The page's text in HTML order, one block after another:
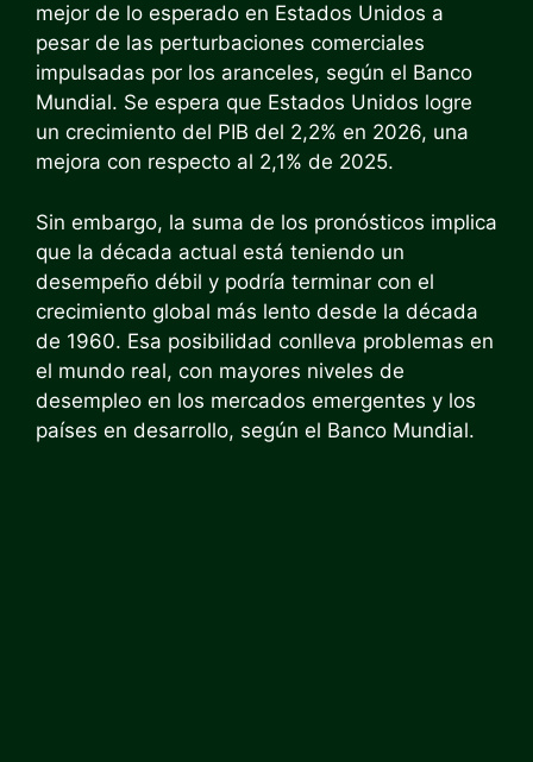
mejor de lo esperado en Estados Unidos a
pesar de las perturbaciones comerciales
impulsadas por los aranceles, según el Banco
Mundial. Se espera que Estados Unidos logre
un crecimiento del PIB del 2,2% en 2026, una
mejora con respecto al 2,1% de 2025.
Sin embargo, la suma de los pronósticos implica
que la década actual está teniendo un
desempeño débil y podría terminar con el
crecimiento global más lento desde la década
de 1960. Esa posibilidad conlleva problemas en
el mundo real, con mayores niveles de
desempleo en los mercados emergentes y los
países en desarrollo, según el Banco Mundial.